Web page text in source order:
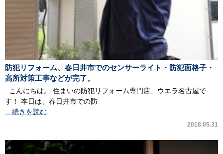
防犯リフォーム、春日井市でのセンサーライト・防犯面格子・
高所対策工事などが完了。
こんにちは。 住まいの防犯リフォーム専門店、ウエラ名古屋で
す！ 本日は、春日井市での防
…続きを読む
2018.05.31